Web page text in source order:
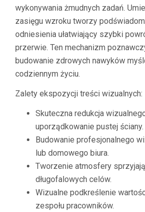
wykonywania żmudnych zadań.
zasięgu wzroku tworzy
odniesienia ułatwiający szybki
przerwie. Ten mechanizm
budowanie zdrowych nawyków
codziennym życiu.
Zalety ekspozycji treści wizualnych:
Skuteczna redukcja
uporządkowanie pustej ściany.
Budowanie profesjonalnego
lub domowego biura.
Tworzenie atmosfery
długofalowych celów.
Wizualne podkreślenie
zespołu pracowników.